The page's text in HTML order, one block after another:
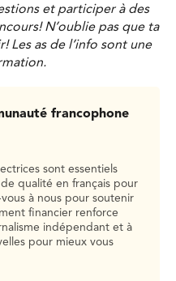
et participer à des
N’oublie pas que ta
Les as de l’info sont une
francophone
sont essentiels
qualité en français pour
à nous pour soutenir
financier renforce
indépendant et à
pour mieux vous